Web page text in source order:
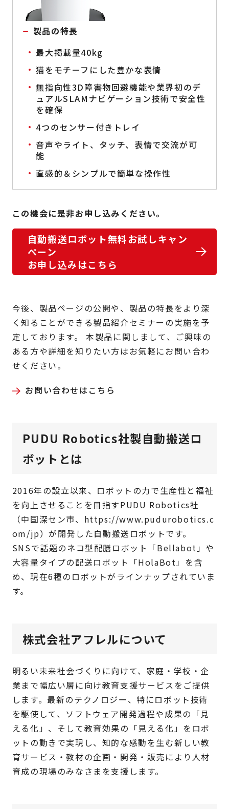
製品の特長
最大掲載量40kg
猫をモチーフにした豊かな表情
無指向性3D障害物回避機能や業界初のデ
ュアルSLAMナビゲーション技術で安全性
を確保
4つのセンサー付きトレイ
音声やライト、タッチ、表情で交流が可
能
直感的＆シンプルで簡単な操作性
この機会に是非お申し込みください。
自動搬送ロボット無料お試しキャン
ペーン
お申し込みはこちら
今後、製品ページの公開や、製品の特長をより深
く知ることができる製品紹介セミナーの実施を予
定しております。 本製品に関しまして、ご興味の
ある方や詳細を知りたい方はお気軽にお問い合わ
せください。
お問い合わせはこちら
PUDU Robotics社製自動搬送ロ
ボットとは
2016年の設立以来、ロボットの力で生産性と福祉
を向上させることを目指すPUDU Robotics社
（中国深セン市、https://www.pudurobotics.c
om/jp）が開発した自動搬送ロボットです。
SNSで話題のネコ型配膳ロボット「Bellabot」や
大容量タイプの配送ロボット「HolaBot」を含
め、現在6種のロボットがラインナップされていま
す。
株式会社アフレルについて
明るい未来社会づくりに向けて、家庭・学校・企
業まで幅広い層に向け教育支援サービスをご提供
します。最新のテクノロジー、特にロボット技術
を駆使して、ソフトウェア開発過程や成果の「見
える化」、そして教育効果の「見える化」をロボ
ットの動きで実現し、知的な感動を生む新しい教
育サービス・教材の企画・開発・販売により人材
育成の現場のみなさまを支援します。